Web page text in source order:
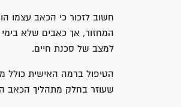
חשוב לזכור כי הכאב עצמו
המחזור, אך כאבים שלא בימי
למצב של סכנת חיים.
הטיפול ברמה האישית כולל
שעוזר בחלק מתהליך הכאב